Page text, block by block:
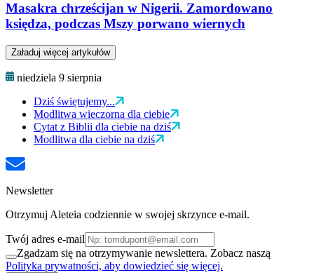
Masakra chrześcijan w Nigerii. Zamordowano
księdza, podczas Mszy porwano wiernych
Załaduj więcej artykułów
niedziela 9 sierpnia
Dziś świętujemy...
Modlitwa wieczorna dla ciebie
Cytat z Biblii dla ciebie na dziś
Modlitwa dla ciebie na dziś
Newsletter
Otrzymuj Aleteia codziennie w swojej skrzynce e-mail.
Twój adres e-mail
Zgadzam się na otrzymywanie newslettera. Zobacz naszą
Polityka prywatności, aby dowiedzieć się więcej.